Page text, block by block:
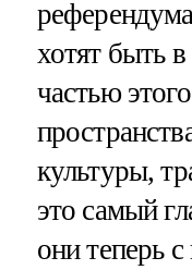
хотят быть в
частью
культуры,
это самый
они теперь